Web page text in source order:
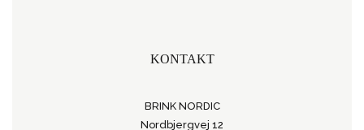
KONTAKT
BRINK NORDIC
Nordbjergvej 12